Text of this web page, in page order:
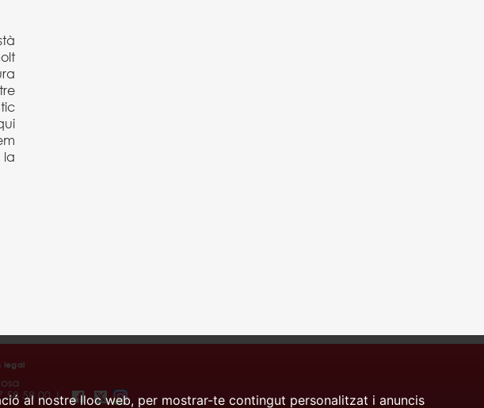
al nostre lloc web, per mostrar-te contingut personalitzat i anuncis
la
legal
58 58 00 |